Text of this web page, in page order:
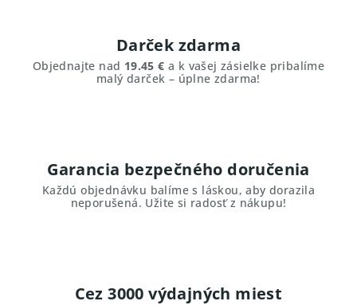
Darček zdarma
Objednajte nad 19.45 € a k vašej zásielke pribalíme
malý darček – úplne zdarma!
Garancia bezpečného doručenia
Každú objednávku balíme s láskou, aby dorazila
neporušená. Užite si radosť z nákupu!
Cez 3000 výdajných miest